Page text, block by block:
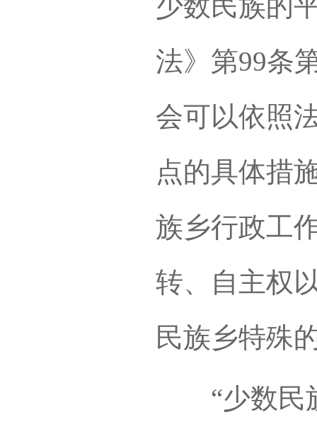
法》第99条
会可以依照
点的具体措
族乡行政工
转、自主权
民族乡特殊
“少数民族